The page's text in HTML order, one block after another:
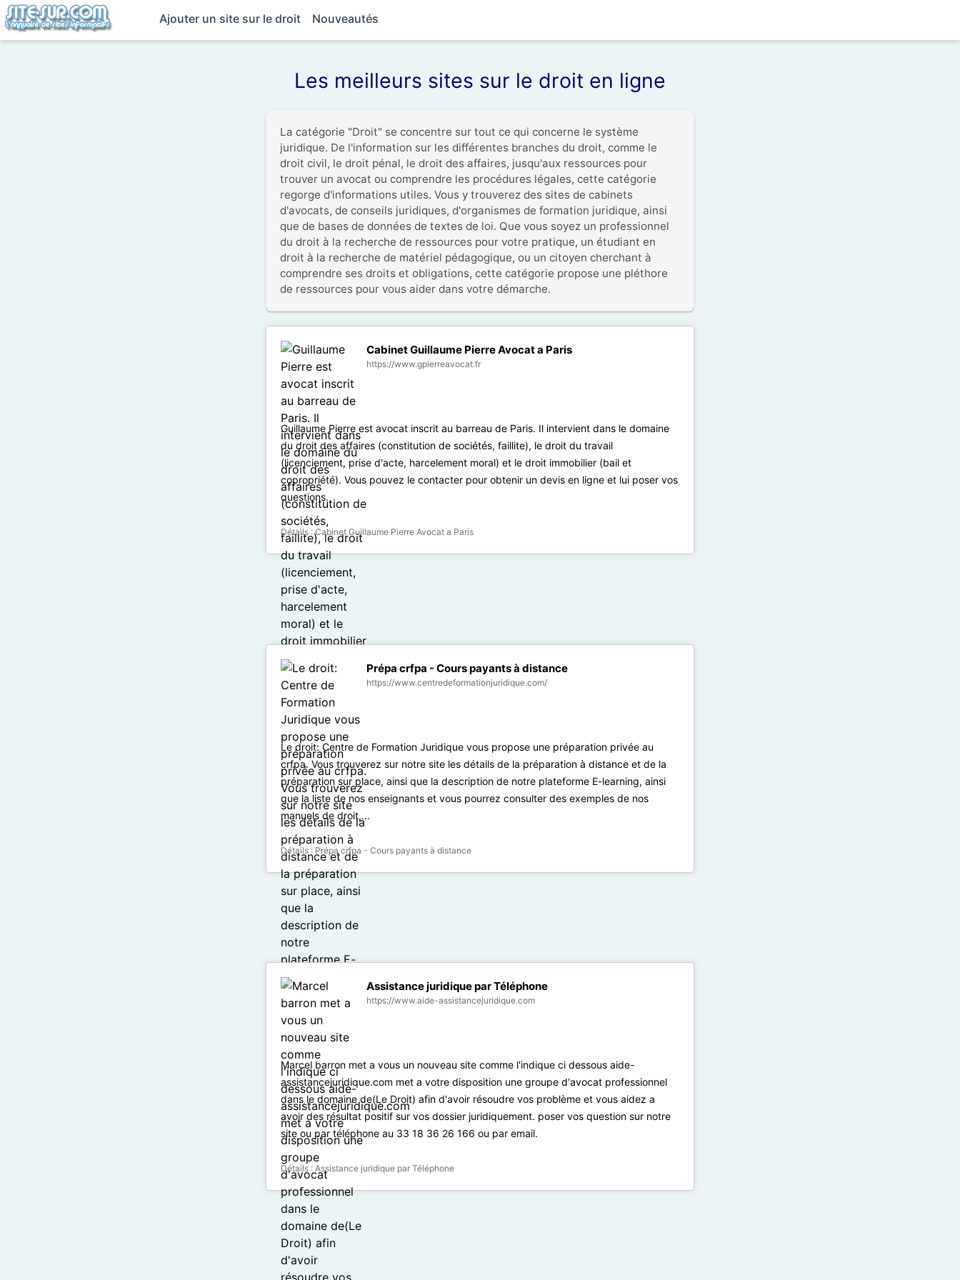
Ajouter un site sur le droit Nouveautés
Les meilleurs sites sur le droit en ligne
La catégorie "Droit" se concentre sur tout ce qui concerne le système
juridique. De l'information sur les différentes branches du droit, comme le
droit civil, le droit pénal, le droit des affaires, jusqu'aux ressources pour
trouver un avocat ou comprendre les procédures légales, cette catégorie
regorge d'informations utiles. Vous y trouverez des sites de cabinets
d'avocats, de conseils juridiques, d'organismes de formation juridique, ainsi
que de bases de données de textes de loi. Que vous soyez un professionnel
du droit à la recherche de ressources pour votre pratique, un étudiant en
droit à la recherche de matériel pédagogique, ou un citoyen cherchant à
comprendre ses droits et obligations, cette catégorie propose une pléthore
de ressources pour vous aider dans votre démarche.
Cabinet Guillaume Pierre Avocat a Paris
https://www.gpierreavocat.fr
Guillaume Pierre est avocat inscrit au barreau de Paris. Il intervient dans le domaine
du droit des affaires (constitution de sociétés, faillite), le droit du travail
(licenciement, prise d'acte, harcelement moral) et le droit immobilier (bail et
copropriété). Vous pouvez le contacter pour obtenir un devis en ligne et lui poser vos
questions.
Détails :Cabinet Guillaume Pierre Avocat a Paris
Prépa crfpa - Cours payants à distance
https://www.centredeformationjuridique.com/
Le droit: Centre de Formation Juridique vous propose une préparation privée au
crfpa. Vous trouverez sur notre site les détails de la préparation à distance et de la
préparation sur place, ainsi que la description de notre plateforme E-learning, ainsi
que la liste de nos enseignants et vous pourrez consulter des exemples de nos
manuels de droit,...
Détails : Prépa crfpa - Cours payants à distance
Assistance juridique par Téléphone
https://www.aide-assistancejuridique.com
Marcel barron met a vous un nouveau site comme l'indique ci dessous aide-
assistancejuridique.com met a votre disposition une groupe d'avocat professionnel
dans le domaine de(Le Droit) afin d'avoir résoudre vos problème et vous aidez a
avoir des résultat positif sur vos dossier juridiquement. poser vos question sur notre
site ou par téléphone au 33 18 36 26 166 ou par email.
Détails : Assistance juridique par Téléphone